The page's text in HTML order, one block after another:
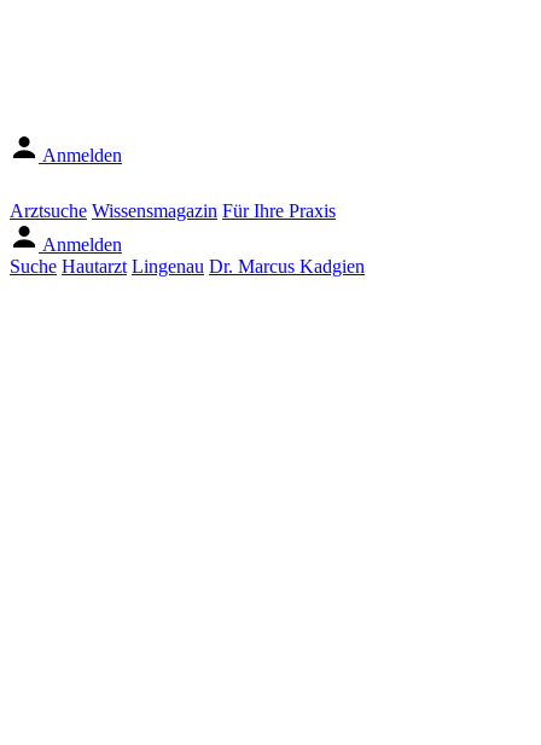
Anmelden
Arztsuche Wissensmagazin Für Ihre Praxis
Anmelden
Suche Hautarzt Lingenau Dr. Marcus Kadgien